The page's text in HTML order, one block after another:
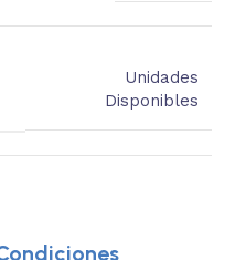
Unidades
Disponibles